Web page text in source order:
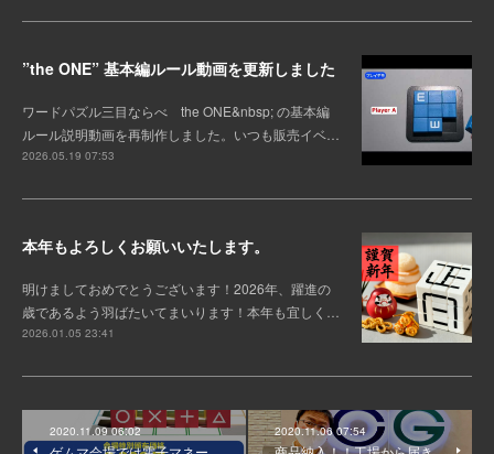
”the ONE” 基本編ルール動画を更新しました
ワードパズル三目ならべ the ONE&nbsp; の基本編
ルール説明動画を再制作しました。いつも販売イベ…
2026.05.19 07:53
本年もよろしくお願いいたします。
明けましておめでとうございます！2026年、躍進の
歳であるよう羽ばたいてまいります！本年も宜しく…
2026.01.05 23:41
2020.11.09 06:02 2020.11.06 07:54